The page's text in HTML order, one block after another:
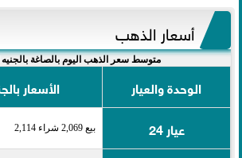
أسعار الذهب
متوسط سعر الذهب اليوم بالصاغة
الوحدة والعيار
الأسعار
عيار 24
بيع 2,069 شراء 2,114